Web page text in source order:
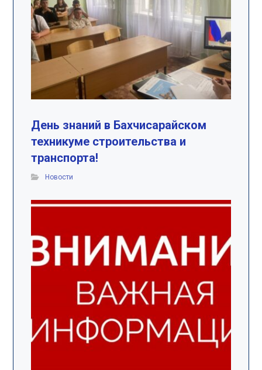
День знаний в Бахчисарайском
техникуме строительства и
транспорта!
Новости